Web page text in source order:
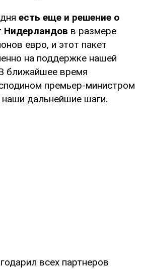
есть еще и решение о
Нидерландов в размере
евро, и этот пакет
на поддержке нашей
ближайшее время
премьер-министром
дальнейшие шаги.
всех партнеров